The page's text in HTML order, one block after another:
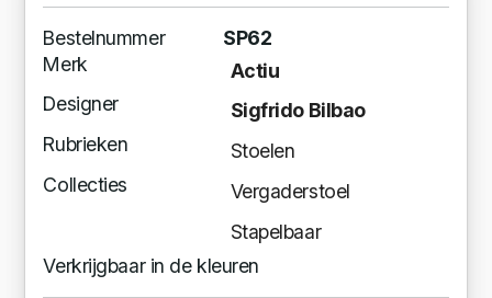
Bestelnummer
SP62
Merk
Actiu
Designer
Sigfrido Bilbao
Rubrieken
Stoelen
Collecties
Vergaderstoel
Stapelbaar
Verkrijgbaar in de kleuren